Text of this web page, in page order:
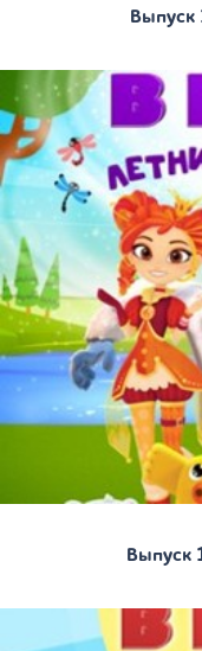
Выпуск
Выпуск